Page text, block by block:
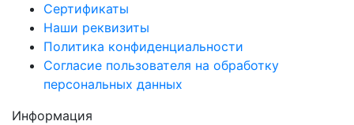
Сертификаты
Наши реквизиты
Политика конфиденциальности
Согласие пользователя на обработку
персональных данных
Информация